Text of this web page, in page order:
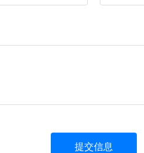
提交信息